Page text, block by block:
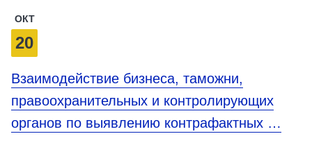
ОКТ
20
Взаимодействие бизнеса, таможни,
правоохранительных и контролирующих
органов по выявлению контрафактных …